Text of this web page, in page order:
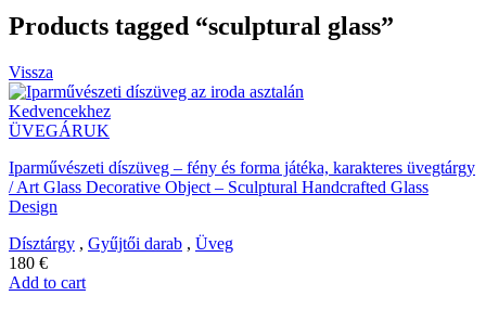
Products tagged “sculptural glass”
Vissza
Kedvencekhez
ÜVEGÁRUK
Iparművészeti díszüveg – fény és forma játéka, karakteres üvegtárgy
/ Art Glass Decorative Object – Sculptural Handcrafted Glass
Design
Dísztárgy , Gyűjtői darab , Üveg
180 €
Add to cart